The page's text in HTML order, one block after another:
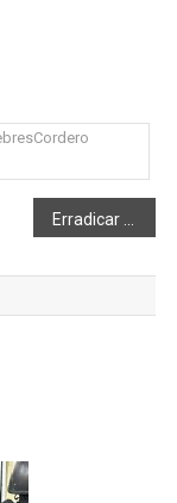
Erradicar la violencia una tarea pendiente Por: Valeria Burbano Salas – Abogada